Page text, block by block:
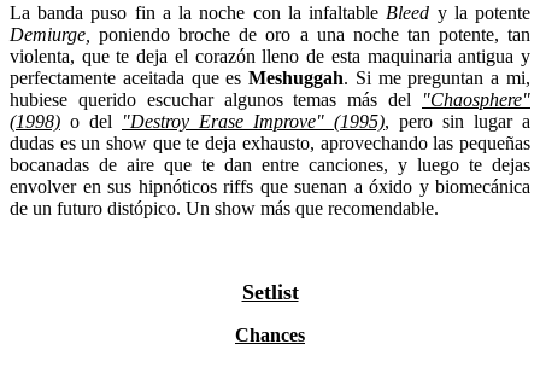
La banda puso fin a la noche con la infaltable Bleed y la potente
Demiurge,
poniendo broche de oro a una noche tan potente, tan
violenta, que te deja el corazón lleno de esta maquinaria antigua y
perfectamente aceitada que esMeshuggah. Si me preguntan a mi,
hubiese querido escuchar algunos temas más del
"Chaosphere"
(1998) o del "Destroy Erase Improve" (1995), pero sin lugar a
dudas es un show que te deja exhausto, aprovechando las pequeñas
bocanadas de aire que te dan entre canciones, y luego te dejas
envolver en sus hipnóticos riffs que suenan a óxido y biomecánica
de un futuro distópico. Un show más que recomendable.
Setlist
Chances